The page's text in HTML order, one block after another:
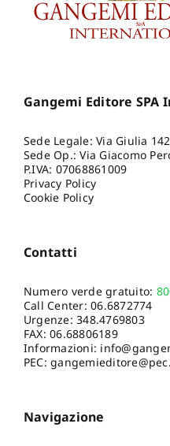
Gangemi Editore
Sede Legale: Via Giulia
Sede Op.: Via Giacomo
P.IVA: 07068861009
Privacy Policy
Cookie Policy
Contatti
Numero verde gratuito:
Call Center:06.6872774
Urgenze:348.4769803
FAX: 06.68806189
Informazioni:
PEC:
Navigazione